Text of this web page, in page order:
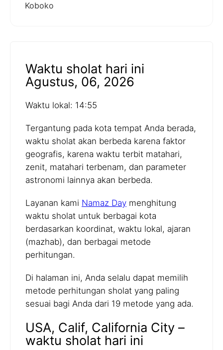
Koboko
Waktu sholat hari ini
Agustus, 06, 2026
Waktu lokal: 14:55
Tergantung pada kota tempat Anda berada,
waktu sholat akan berbeda karena faktor
geografis, karena waktu terbit matahari,
zenit, matahari terbenam, dan parameter
astronomi lainnya akan berbeda.
Layanan kami Namaz Day menghitung
waktu sholat untuk berbagai kota
berdasarkan koordinat, waktu lokal, ajaran
(mazhab), dan berbagai metode
perhitungan.
Di halaman ini, Anda selalu dapat memilih
metode perhitungan sholat yang paling
sesuai bagi Anda dari 19 metode yang ada.
USA, Calif, California City –
waktu sholat hari ini